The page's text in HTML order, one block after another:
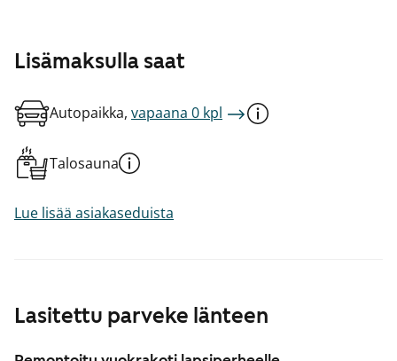
Lasitettu parveke länteen
Lisämaksulla saat
Autopaikka, vapaana 0 kpl
Talosauna
Lue lisää asiakaseduista